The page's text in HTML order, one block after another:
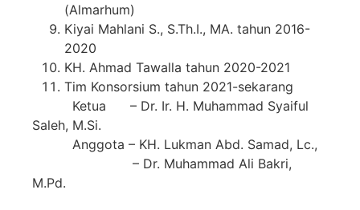
(Almarhum)
Kiyai Mahlani S., S.Th.I., MA. tahun 2016-
2020
KH. Ahmad Tawalla tahun 2020-2021
Tim Konsorsium tahun 2021-sekarang
Ketua – Dr. Ir. H. Muhammad Syaiful
Saleh, M.Si.
Anggota – KH. Lukman Abd. Samad, Lc.,
– Dr. Muhammad Ali Bakri,
M.Pd.